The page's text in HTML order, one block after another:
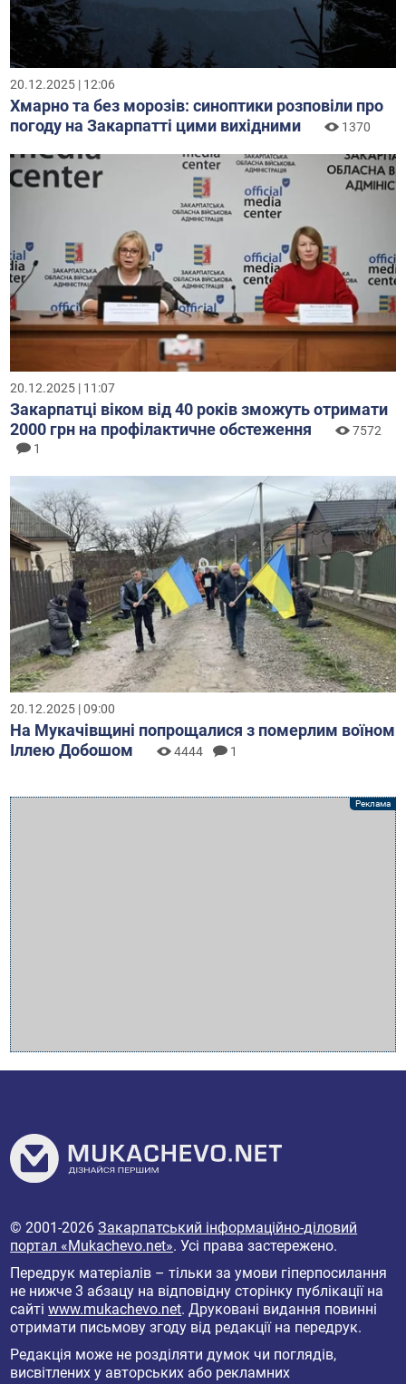
20.12.2025 | 12:06
Хмарно та без морозів: синоптики розповіли про
погоду на Закарпатті цими вихідними
1370
20.12.2025 | 11:07
Закарпатці віком від 40 років зможуть отримати
2000 грн на профілактичне обстеження
7572
1
20.12.2025 | 09:00
На Мукачівщині попрощалися з померлим воїном
Іллею Добошом
4444 1
© 2001-2026Закарпатський інформаційно-діловий
портал «Mukachevo.net». Усі права застережено.
Передрук матеріалів – тільки за умови гіперпосилання
не нижче 3 абзацу на відповідну сторінку публікації на
сайтіwww.mukachevo.net. Друковані видання повинні
отримати письмову згоду від редакції на передрук.
Редакція може не розділяти думок чи поглядів,
висвітлених у авторських або рекламних